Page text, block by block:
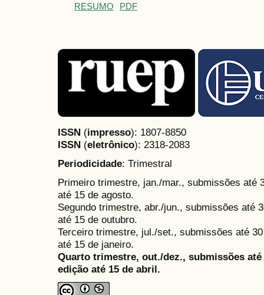
RESUMO PDF
ISSN (impresso): 1807-8850
ISSN (eletrônico): 2318-2083
Periodicidade: Trimestral
Primeiro trimestre, jan./mar., submissões até
até 15 de agosto.
Segundo trimestre, abr./jun., submissões até
até 15 de outubro.
Terceiro trimestre, jul./set., submissões até
até 15 de janeiro.
Quarto trimestre, out./dez., submissões
edição até 15 de abril.